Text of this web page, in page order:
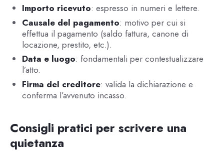
Importo ricevuto: espresso in numeri e lettere.
Causale del pagamento: motivo per cui si
effettua il pagamento (saldo fattura, canone di
locazione, prestito, etc.).
Data e luogo: fondamentali per contestualizzare
l’atto.
Firma del creditore: valida la dichiarazione e
conferma l’avvenuto incasso.
Consigli pratici per scrivere una
quietanza